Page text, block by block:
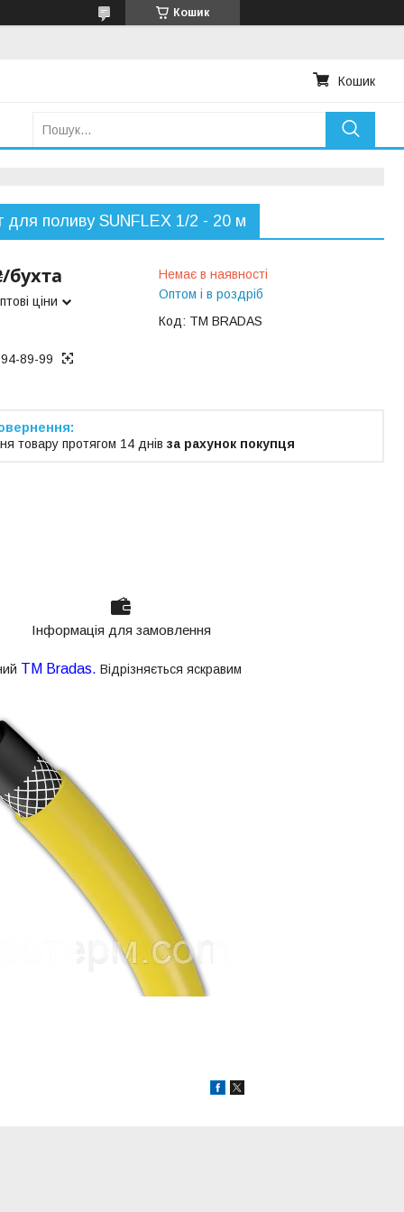
Кошик
Кошик
для поливу SUNFLEX 1/2 - 20 м
бухта
ціни
Немає в наявності
Оптом і в роздріб
Код: TM BRADAS
89-99
товару протягом 14 днів за рахунок покупця
Інформація для замовлення
ТМ Bradas. Відрізняється яскравим